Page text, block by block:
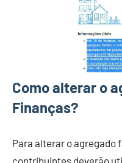
Como alterar o
Finanças?
Para alterar o agregado